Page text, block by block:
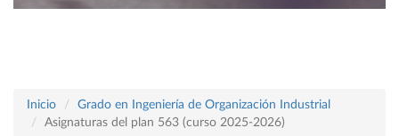
Inicio
Grado en Ingeniería de Organización Industrial
Asignaturas del plan 563 (curso 2025-2026)